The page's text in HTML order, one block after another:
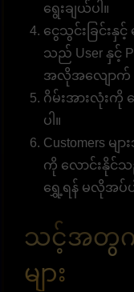
ရွေးချယ်ပါ။
ငွေသွင်းခြင်းနှင့်
သည် User နှင့်
အလိုအလျောက်
ဂိမ်းအားလုံးကို လ
ပါ။
Customers
ကို လောင်းနိုင်
ရွှေ့ရန် မလိုအပ်ပ
သင့်အတွက်
များ